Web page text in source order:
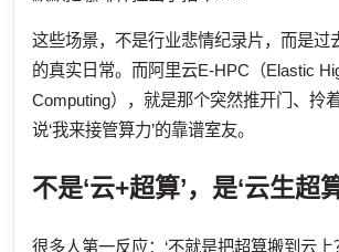
这些场景，不是行业悲情纪录片，而是过
的真实日常。而阿里云E-HPC（Elastic
Computing），就是那个突然推开门、拎
说‘我来接管算力’的靠谱室友。
不是‘云+超算’，是‘云生超
很多人第一反应：‘不就是把超算搬到云